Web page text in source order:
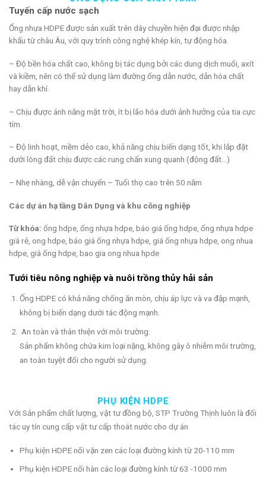
Tuyến cấp nước sạch
Ống nhựa HDPE được sản xuất trên dây chuyền hiện đại được nhập
khẩu từ châu Âu, với quy trình công nghệ khép kín, tự động hóa.
– Độ bền hóa chất cao, không bị tác dụng bởi các dung dịch muối, axít
và kiềm, nên có thể sử dụng làm đường ống dẫn nước, dẫn hóa chất
hay dẫn khí.
– Chịu được ánh nắng mặt trời, ít bị lão hóa dưới ảnh hưởng của tia cực
tím.
– Độ linh hoạt, mềm dẻo cao, khả năng chịu biến dạng tốt, khi lắp đặt
dưới lòng đất chịu được các rung chấn xung quanh (động đất…)
– Nhẹ nhàng, dễ vận chuyển.– Tuổi thọ cao trên 50 năm
Các dự án hạ tầng Dân Dụng và khu công nghiệp
Từ khóa: ống hdpe, ống nhựa hdpe, báo giá ống hdpe, ống nhựa hdpe
giá rẻ, ong hdpe, báo giá ống nhựa hdpe, giá ống nhựa hdpe, ong nhua
hdpe, giá ống hdpe, bao gia ong nhua hpde
Tưới tiêu nông nghiệp và nuôi trồng thủy hải sản
Ống HDPE có khả năng chống ăn mòn, chịu áp lực và va đập mạnh,
không bị biến dạng dưới tác động mạnh.
An toàn và thân thiện với môi trường:
Sản phẩm không chứa kim loại nặng, không gây ô nhiễm môi trường,
an toàn tuyệt đối cho người sử dụng.
PHỤ KIỆN HDPE
Với Sản phẩm chất lượng, vật tư đồng bộ, STP Trường Thịnh luôn là đối
tác uy tín cung cấp vật tư cấp thoát nước cho dự án
Phụ kiện HDPE nối vặn zen các loại đường kính từ 20-110 mm
Phụ kiện HDPE nối hàn các loại đường kính từ 63 -1000 mm